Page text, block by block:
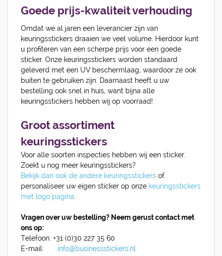
Goede prijs-kwaliteit verhouding
Omdat we al jaren een leverancier zijn van
keuringsstickers draaien we veel volume. Hierdoor kunt
u profiteren van een scherpe prijs voor een goede
sticker. Onze keuringsstickers worden standaard
geleverd met een UV beschermlaag, waardoor ze ook
buiten te gebruiken zijn. Daarnaast heeft u uw
bestelling ook snel in huis, want bijna alle
keuringsstickers hebben wij op voorraad!
Groot assortiment
keuringsstickers
Voor alle soorten inspecties hebben wij een sticker.
Zoekt u nog meer keuringsstickers?
Bekijk dan ook de andere keuringsstickers of
personaliseer uw eigen sticker op onze keuringsstickers
met logo pagina.
Vragen over uw bestelling? Neem gerust contact met
ons op:
Telefoon: +31 (0)30 227 35 60
E-mail:
info@businessstickers.nl